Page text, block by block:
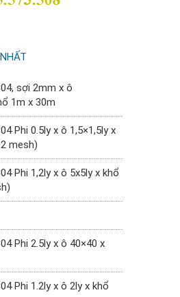
sợi 2mm x ô
1m x 30m
Phi 0.5ly x ô 1,5×1,5ly x
mesh)
Phi 1,2ly x ô 5x5ly x khổ
Phi 2.5ly x ô 40×40 x
Phi 1.2ly x ô 2ly x khổ